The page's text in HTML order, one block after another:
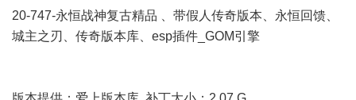
20-747-永恒战神复古精品 、带假人传奇版本、永恒回馈、
城主之刃、传奇版本库、esp插件_GOM引擎